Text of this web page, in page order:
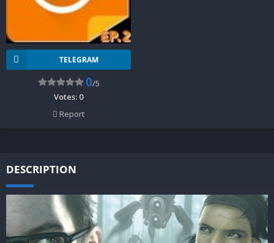
TELEGRAM
0/5
Votes: 0
Report
DESCRIPTION